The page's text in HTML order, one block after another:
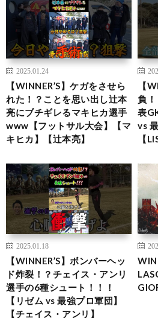
2025.01.24
【WINNER’S】ケガをさせら
れた！？ことを思い出し辻本
亮にブチギレるマキヒカ選手
www【フットサル大会】【マ
キヒカ】【辻本亮】
【
負
表
vs
【
2025.01.18
【WINNER’S】ボンバーヘッ
ド炸裂！？チェイス・アンリ
選手の6種シュート！！！
【リゼム vs 最強プロ軍団】
【チェイス・アンリ】